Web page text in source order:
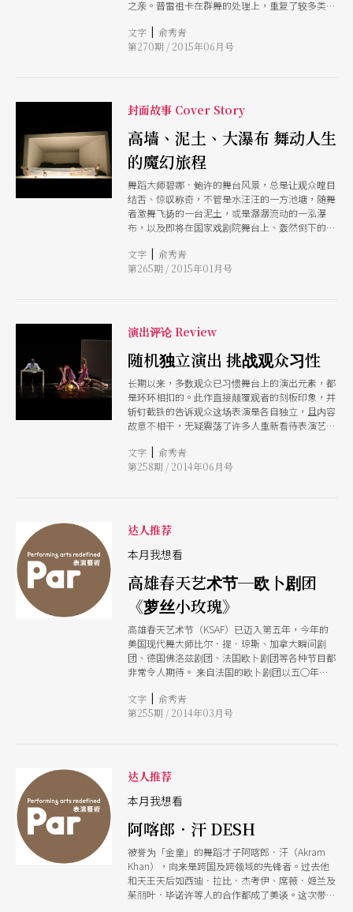
之亲。普雷祖卡在群舞的处理上，重复了较多类似
模一样的组合动作，变化及层次显得薄弱。
文字 | 俞秀青
第270期 / 2015年06月号
封面故事 Cover Story
高墙、泥土、大瀑布 舞动人生
的魔幻旅程
舞蹈大师碧娜．鲍许的舞台风景，总是让观众瞠目
结舌、惊叹称奇，不管是水汪汪的一方池塘，随舞
者激舞飞扬的一台泥土，或是潺潺流动的一泓瀑
布，以及即将在国家戏剧院舞台上、轰然倒下的一
底层的情感，也尖锐批判人性的荒谬，透过自然、
生活真实的舞台再现，超越想像的舞台景观，鲍许
文字 | 俞秀青
第265期 / 2015年01月号
演出评论 Review
随机独立演出 挑战观众习性
长期以来，多数观众已习惯舞台上的演出元素，都
是环环相扣的。此作直接颠覆观者的刻板印象，并
斩钉截铁的告诉观众这场表演是各自独立，且内容
故意不相干，无疑震荡了许多人重新看待表演艺
文字 | 俞秀青
第258期 / 2014年06月号
达人推荐
本月我想看
高雄春天艺术节─欧卜剧团
《萝丝小玫瑰》
高雄春天艺术节（KSAF）已迈入第五年，今年的
美国现代舞大师比尔．提．琼斯、加拿大瞬间剧
团、德国佛洛兹剧团、法国欧卜剧团等各种节目都
非常令人期待。 来自法国的欧卜剧团以五○年代
柔纤细歌声贯串全剧，而复古又卡通风格的舞台，
到处充满著惊奇的小机关，带来了天马行空的无限
遐想剧表演得维妙维肖！两位演员完全不靠语言辅
助，展现了法式幽默的小戏新风情，带领观众进入
一场超现实的欢乐梦境，值得阖家观赏。
文字 | 俞秀青
第255期 / 2014年03月号
达人推荐
本月我想看
阿喀郎．汗 DESH
被誉为「金童」的舞蹈才子阿喀郎．汗（Akram
Khan），向来是跨国及跨领域的先锋者。过去他
和天王天后如西迪．拉比．杰考伊、席薇．姬兰及
茱丽叶．毕诺许等人的合作都成了美谈。这次带来